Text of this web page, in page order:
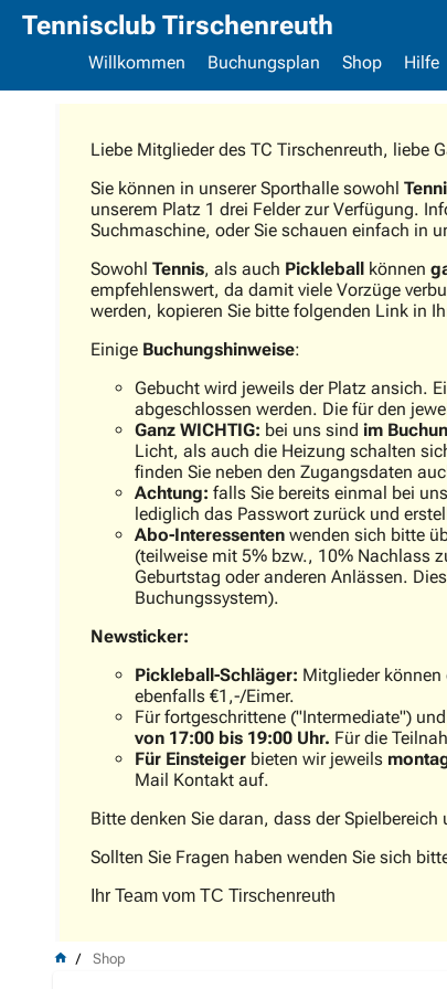
Tennisclub Tirschenreuth
Willkommen
Buchungsplan Shop Hilfe
Liebe Mitglieder des TC Tirschenreuth, liebe
Sie können in unserer Sporthalle sowohl
unserem Platz 1 drei Felder zur Verfügung.
Suchmaschine, oder Sie schauen einfach in
Sowohl Tennis, als auch Pickleball können
empfehlenswert, da damit viele Vorzüge
werden, kopieren Sie bitte folgenden Link in
Einige Buchungshinweise:
Gebucht wird jeweils der Platz ansich.
abgeschlossen werden. Die für den
Ganz WICHTIG: bei uns sind im
Licht, als auch die Heizung schalten
finden Sie neben den Zugangsdaten
Achtung: falls Sie bereits einmal bei
lediglich das Passwort zurück und
Abo-Interessenten wenden sich bitte
(teilweise mit 5% bzw., 10% Nachlass
Geburtstag oder anderen Anlässen.
Buchungssystem).
Newsticker:
Pickleball-Schläger: Mitglieder können
ebenfalls €1,-/Eimer.
Für fortgeschrittene ("Intermediate")
von 17:00 bis 19:00 Uhr. Für die
Für Einsteiger bieten wir jeweils
Mail Kontakt auf.
Bitte denken Sie daran, dass der Spielbereich
Sollten Sie Fragen haben wenden Sie sich
Ihr Team vom TC Tirschenreuth
Shop